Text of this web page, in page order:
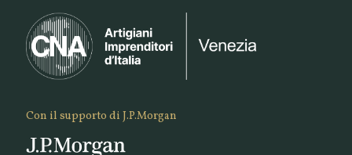
Con il supporto di J.P.Morgan